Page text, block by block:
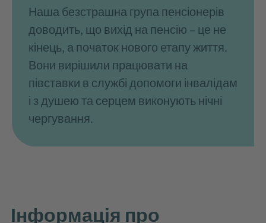
Наша безстрашна група пенсіонерів
доводить, що вихід на пенсію – це не
кінець, а початок нового етапу життя.
Вони вирішили працювати на
півставки в службі допомоги інвалідам
і з душею та серцем виконують нічні
чергування.
Інформація про